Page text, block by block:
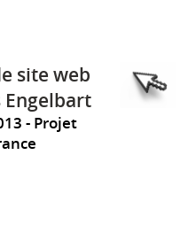
site web
Engelbart
Projet